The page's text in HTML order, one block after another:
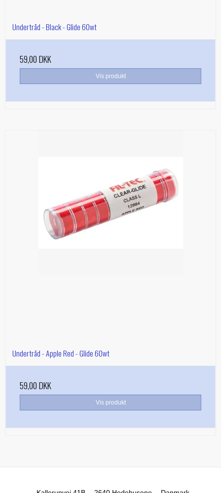
Undertråd - Black - Glide 60wt
59,00 DKK
Vis produkt
Undertråd - Apple Red - Glide 60wt
59,00 DKK
Vis produkt